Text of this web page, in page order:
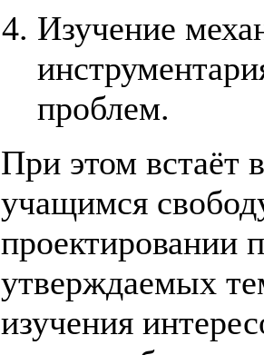
Изучение
проблем.
При этом встаёт
учащимся
проектировании
утверждаемых
изучения